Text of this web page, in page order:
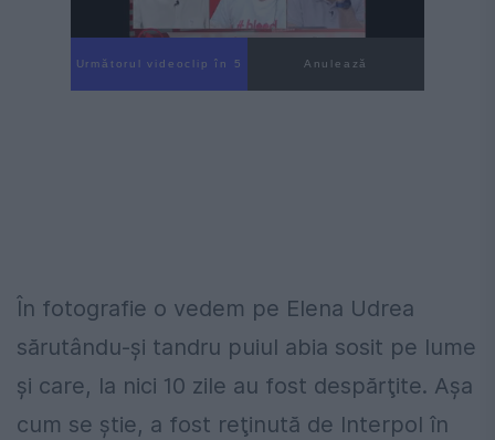
Următorul videoclip în 4 Anulează
În fotografie o vedem pe Elena Udrea
sărutându-şi tandru puiul abia sosit pe lume
şi care, la nici 10 zile au fost despărţite. Aşa
cum se ştie, a fost reţinută de Interpol în